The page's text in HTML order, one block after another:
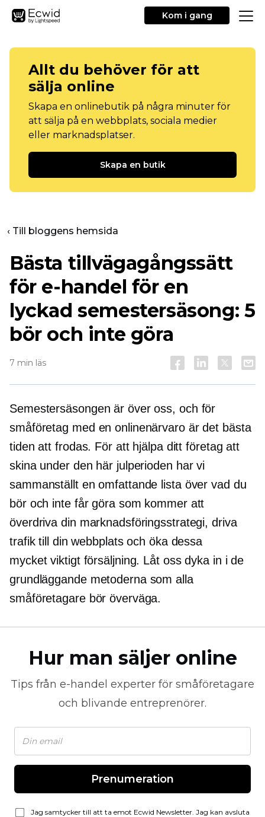
Kom i gang
Allt du behöver för att
sälja online
Skapa en onlinebutik på några minuter för
att sälja på en webbplats, sociala medier
eller marknadsplatser.
Skapa en butik
‹ Till bloggens hemsida
Bästa tillvägagångssätt
för e-handel för en
lyckad semestersäsong: 5
bör och inte göra
7 min läs
Semestersäsongen är över oss, och för
småföretag med en onlinenärvaro är det bästa
tiden att frodas. För att hjälpa ditt företag att
skina under den här julperioden har vi
sammanställt en omfattande lista över vad du
bör och inte får göra som kommer att
överdriva din marknadsföringsstrategi, driva
trafik till din webbplats och öka dessa
mycket viktigtförsäljning. Låt oss dyka in i de
grundläggande metoderna som alla
småföretagare bör överväga.
Hur man säljer online
Tips från e-handel experter för småföretagare
och blivande entreprenörer.
Prenumeration
Jag samtycker till att ta emot Ecwid Newsletter. Jag kan avsluta